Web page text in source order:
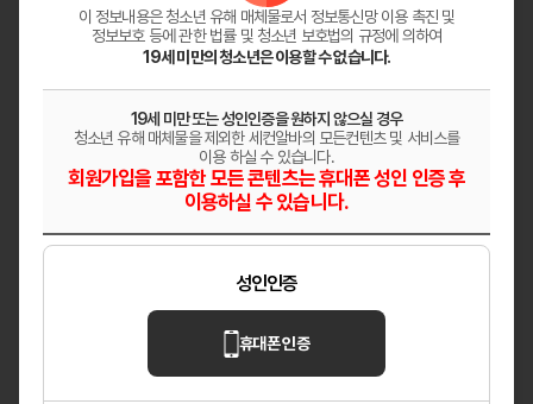
이 정보내용은 청소년 유해 매체물로서 정보통신망 이용 촉진 및
정보보호 등에 관한 법률 및 청소년 보호법의 규정에 의하여
19세 미만의 청소년은 이용할 수 없습니다.
19세 미만 또는 성인인증을 원하지 않으실 경우
청소년 유해 매체물을 제외한 세컨알바의 모든컨텐츠 및 서비스를
이용 하실 수 있습니다.
회원가입을 포함한 모든 콘텐츠는 휴대폰 성인 인증 후
이용하실 수 있습니다.
성인인증
휴대폰 인증